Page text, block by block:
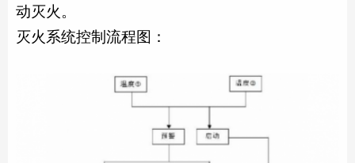
动灭火。
灭火系统控制流程图 ：